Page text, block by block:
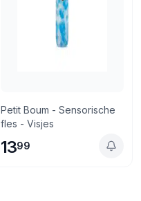
Petit Boum - Sensorische
fles - Visjes
1399